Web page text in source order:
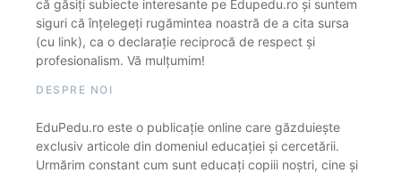
că găsiți subiecte interesante pe Edupedu.ro și suntem
siguri că înțelegeți rugămintea noastră de a cita sursa
(cu link), ca o declarație reciprocă de respect și
profesionalism. Vă mulțumim!
DESPRE NOI
EduPedu.ro este o publicație online care găzduiește
exclusiv articole din domeniul educației și cercetării.
Urmărim constant cum sunt educați copiii noștri, cine și